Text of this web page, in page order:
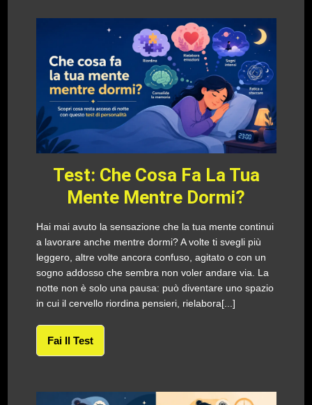
Test: Che Cosa Fa La Tua
Mente Mentre Dormi?
Hai mai avuto la sensazione che la tua mente continui
a lavorare anche mentre dormi? A volte ti svegli più
leggero, altre volte ancora confuso, agitato o con un
sogno addosso che sembra non voler andare via. La
notte non è solo una pausa: può diventare uno spazio
in cui il cervello riordina pensieri, rielabora[...]
Fai Il Test